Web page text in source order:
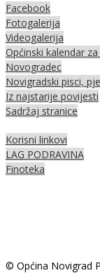
Facebook
Fotogalerija
Videogalerija
Općinski kalendar za
Novogradec
Novigradski pisci,
Iz najstarije povijesti
Sadržaj stranice
Korisni linkovi
LAG PODRAVINA
Finoteka
© Općina Novigrad